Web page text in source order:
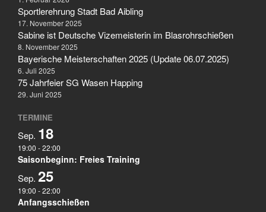
Sportlerehrung Stadt Bad Aibling
17. November 2025
Sabine ist Deutsche Vizemeisterin im Blasrohrschießen
8. November 2025
Bayerische Meisterschaften 2025 (Update 06.07.2025)
6. Juli 2025
75 Jahrfeier SG Wasen Happing
29. Juni 2025
TERMINE
Sep. 18
19:00 -22:00
Saisonbeginn: Freies Training
Sep. 25
19:00 -22:00
Anfangsschießen